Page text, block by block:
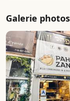
Galerie photos